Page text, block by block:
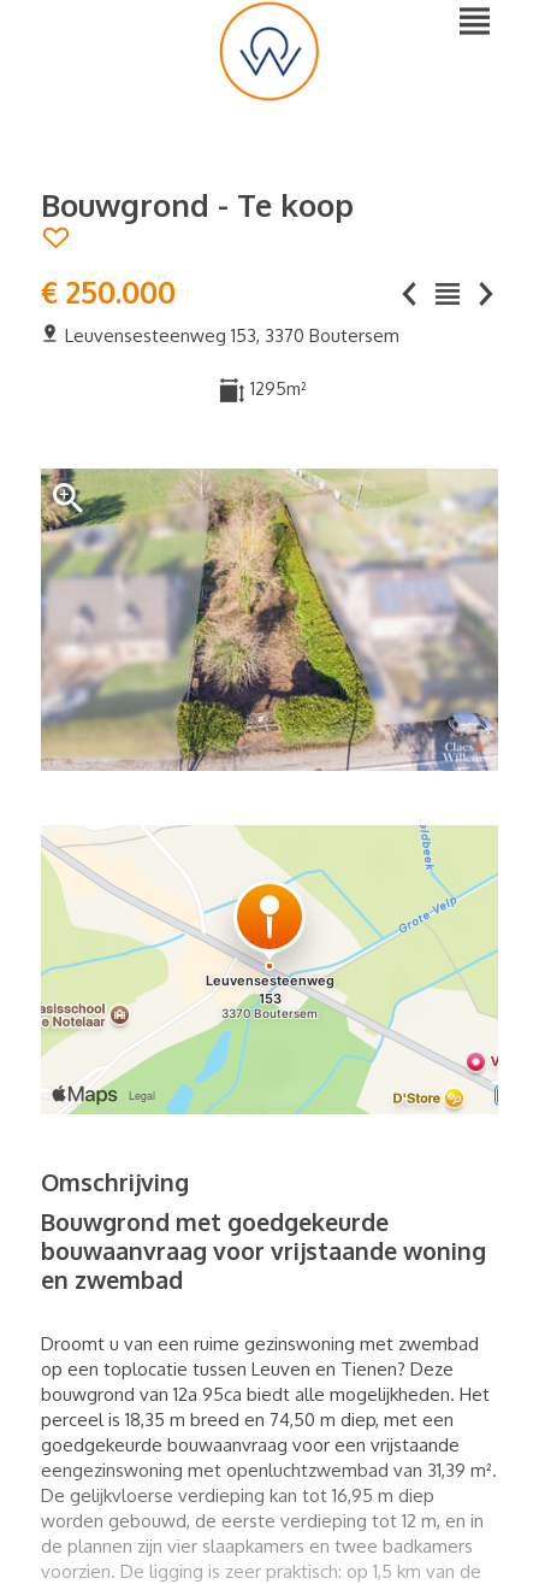
Bouwgrond - Te koop
€ 250.000
Leuvensesteenweg 153, 3370 Boutersem
1295m²
Omschrijving
Bouwgrond met goedgekeurde
bouwaanvraag voor vrijstaande woning
en zwembad
Droomt u van een ruime gezinswoning met zwembad
op een toplocatie tussen Leuven en Tienen? Deze
bouwgrond van 12a 95ca biedt alle mogelijkheden. Het
perceel is 18,35 m breed en 74,50 m diep, met een
goedgekeurde bouwaanvraag voor een vrijstaande
eengezinswoning met openluchtzwembad van 31,39 m².
De gelijkvloerse verdieping kan tot 16,95 m diep
worden gebouwd, de eerste verdieping tot 12 m, en in
de plannen zijn vier slaapkamers en twee badkamers
voorzien. De ligging is zeer praktisch: op 1,5 km van de